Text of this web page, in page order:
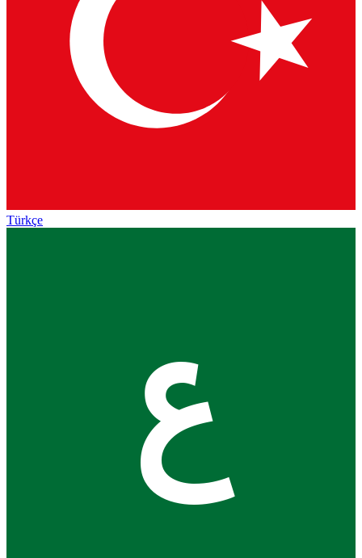
Türkçe
ع